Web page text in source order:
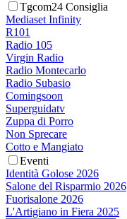
Tgcom24 Consiglia
Mediaset Infinity
R101
Radio 105
Virgin Radio
Radio Montecarlo
Radio Subasio
Comingsoon
Superguidatv
Zuppa di Porro
Non Sprecare
Cotto e Mangiato
Eventi
Identità Golose 2026
Salone del Risparmio 2026
Fuorisalone 2026
L'Artigiano in Fiera 2025